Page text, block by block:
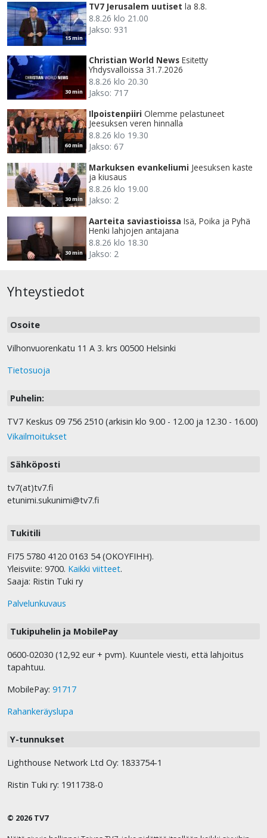
15 min
TV7 Jerusalem uutiset la 8.8.
8.8.26 klo 21.00
Jakso: 931
30 min
Christian World News Esitetty
Yhdysvalloissa 31.7.2026
8.8.26 klo 20.30
Jakso: 717
60 min
Ilpoistenpiiri Olemme pelastuneet
Jeesuksen veren hinnalla
8.8.26 klo 19.30
Jakso: 67
30 min
Markuksen evankeliumi Jeesuksen kaste
ja kiusaus
8.8.26 klo 19.00
Jakso: 2
30 min
Aarteita saviastioissa Isä, Poika ja Pyhä
Henki lahjojen antajana
8.8.26 klo 18.30
Jakso: 2
Yhteystiedot
Osoite
Vilhonvuorenkatu 11 A 3. krs 00500 Helsinki
Tietosuoja
Puhelin:
TV7 Keskus 09 756 2510 (arkisin klo 9.00 - 12.00 ja 12.30 - 16.00)
Vikailmoitukset
Sähköposti
tv7(at)tv7.fi
etunimi.sukunimi@tv7.fi
Tukitili
FI75 5780 4120 0163 54 (OKOYFIHH).
Yleisviite: 9700. Kaikki viitteet.
Saaja: Ristin Tuki ry
Palvelunkuvaus
Tukipuhelin ja MobilePay
0600-02030 (12,92 eur + pvm). Kuuntele viesti, että lahjoitus
tapahtuu.
MobilePay: 91717
Rahankeräyslupa
Y-tunnukset
Lighthouse Network Ltd Oy: 1833754-1
Ristin Tuki ry: 1911738-0
© 2026 TV7